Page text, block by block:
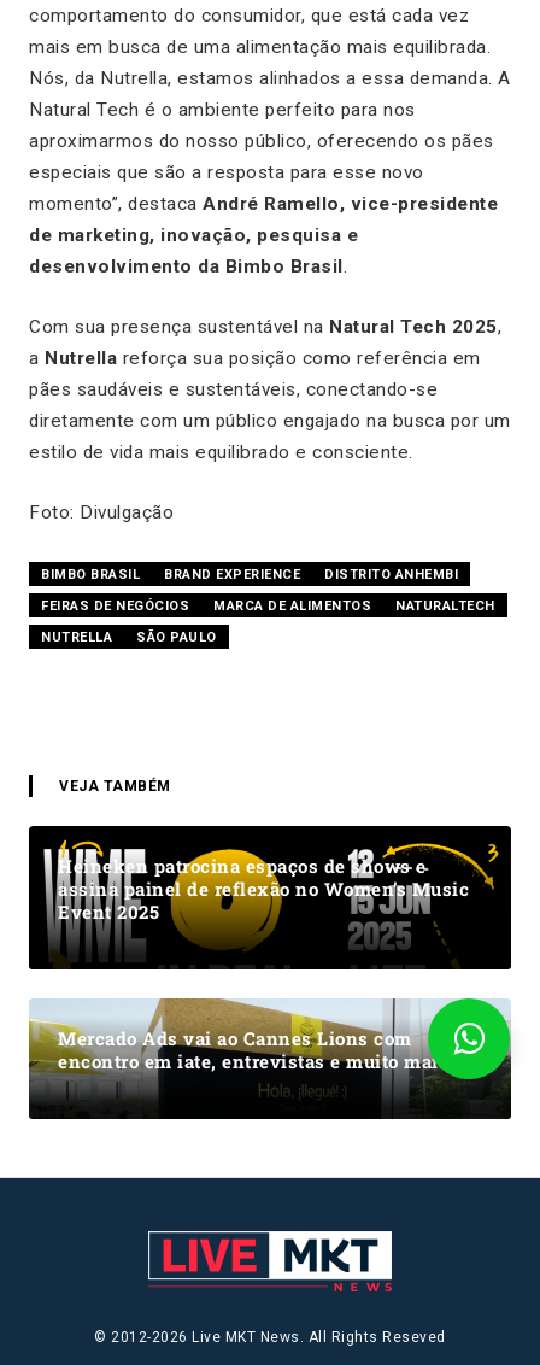
comportamento do consumidor, que está cada vez
mais em busca de uma alimentação mais equilibrada.
Nós, da Nutrella, estamos alinhados a essa demanda. A
Natural Tech é o ambiente perfeito para nos
aproximarmos do nosso público, oferecendo os pães
especiais que são a resposta para esse novo
momento”, destaca André Ramello, vice-presidente
de marketing, inovação, pesquisa e
desenvolvimento da Bimbo Brasil.
Com sua presença sustentável na Natural Tech 2025,
a Nutrella reforça sua posição como referência em
pães saudáveis e sustentáveis, conectando-se
diretamente com um público engajado na busca por um
estilo de vida mais equilibrado e consciente.
Foto: Divulgação
BIMBO BRASIL BRAND EXPERIENCE
DISTRITO ANHEMBI
FEIRAS DE NEGÓCIOS
MARCA DE ALIMENTOS
NATURALTECH
NUTRELLA
SÃO PAULO
VEJA TAMBÉM
Heineken patrocina espaços de shows e
assina painel de reflexão no Women’s Music
Event 2025
Mercado Ads vai ao Cannes Lions com
encontro em iate, entrevistas e muito mais
© 2012-2026 Live MKT News. All Rights Reseved